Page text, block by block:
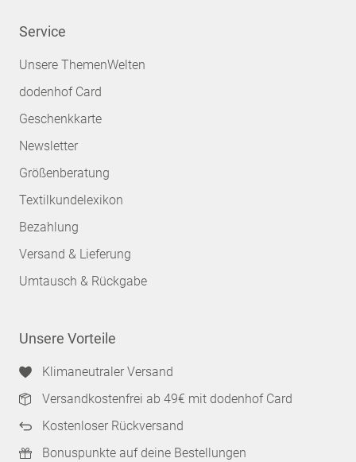
Service
Unsere ThemenWelten
dodenhof Card
Geschenkkarte
Newsletter
Größenberatung
Textilkundelexikon
Bezahlung
Versand & Lieferung
Umtausch & Rückgabe
Unsere Vorteile
Klimaneutraler Versand
Versandkostenfrei ab 49€ mit dodenhof Card
Kostenloser Rückversand
Bonuspunkte auf deine Bestellungen